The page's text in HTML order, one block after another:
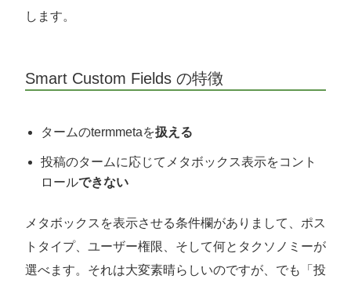
します。
Smart Custom Fields の特徴
タームのtermmetaを扱える
投稿のタームに応じてメタボックス表示をコント
ロールできない
メタボックスを表示させる条件欄がありまして、ポス
トタイプ、ユーザー権限、そして何とタクソノミーが
選べます。それは大変素晴らしいのですが、でも「投